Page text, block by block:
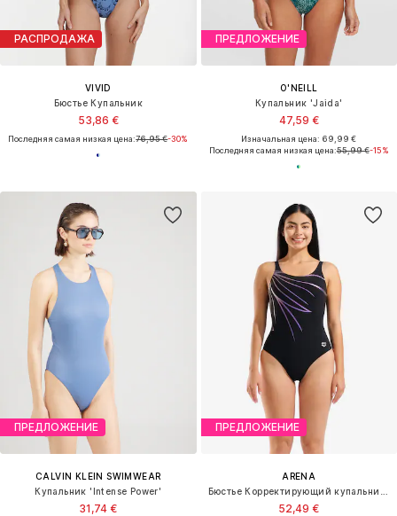
РАСПРОДАЖА
VIVID
Бюстье Купальник
53,86 €
Последняя самая низкая цена:76,95 €-30%
ПРЕДЛОЖЕНИЕ
O'NEILL
Купальник 'Jaida'
47,59 €
Изначальная цена: 69,99 €
Последняя самая низкая цена:55,99 €-15%
ПРЕДЛОЖЕНИЕ
CALVIN KLEIN SWIMWEAR
Купальник 'Intense Power'
31,74 €
ПРЕДЛОЖЕНИЕ
ARENA
52,49 €